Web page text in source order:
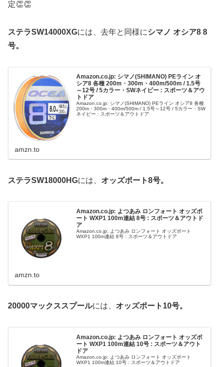
定👏👏
ステラSW14000XGには、去年と同様にシマノ オシア8 8
号。
Amazon.co.jp: シマノ(SHIMANO) PEライン オ
シア8 各種 200m・300m・400m/500m / 1.5号
～12号 / 5カラー・SWネイビー : スポーツ＆アウ
トドア
Amazon.co.jp: シマノ(SHIMANO) PEライン オシア8 各種
200m・300m・400m/500m / 1.5号～12号 / 5カラー・SW
ネイビー : スポーツ＆アウトドア
amzn.to
ステラSW18000HGには、 オッズポート8号。
Amazon.co.jp: よつあみ ロンフォート オッズポ
ート WXP1 100m連結 8号 : スポーツ＆アウトド
ア
Amazon.co.jp: よつあみ ロンフォート オッズポート
WXP1 100m連結 8号 : スポーツ＆アウトドア
amzn.to
20000マックススプールには、 オッズポート10号。
Amazon.co.jp: よつあみ ロンフォート オッズポ
ート WXP1 100m連結 10号 : スポーツ＆アウト
ドア
Amazon.co.jp: よつあみ ロンフォート オッズポート
WXP1 100m連結 10号 : スポーツ＆アウトドア